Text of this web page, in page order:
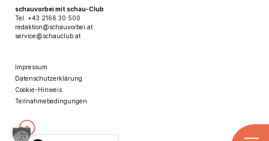
schauvorbei mit schau-Club
Tel. +43 2166 30 500
redaktion@schauvorbei.at
service@schauclub.at
Impressum
Datenschutzerklärung
Cookie-Hinweis
Teilnahmebedingungen